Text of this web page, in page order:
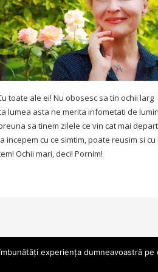
toate ale ei! Nu obosesc sa tin ochii larg
lumea asta ne merita infometati de
sa tinem zilele ce vin cat mai
incepem cu ce simtim, poate reusim si cu
Ochii mari, deci! Pornim!
experiența dumneavoastră